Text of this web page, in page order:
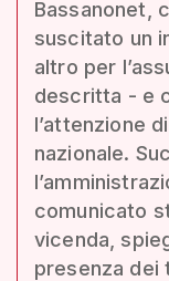
Bassanonet,
suscitato un
altro per
descritta - e
l’attenzione
nazionale.
comunicato
vicenda,
presenza dei